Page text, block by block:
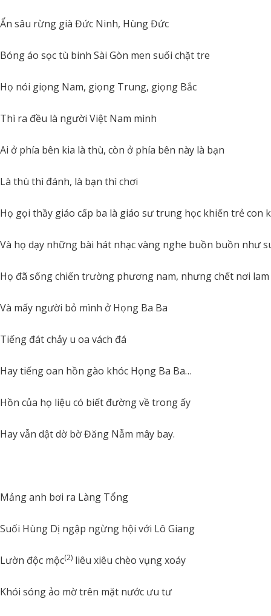
Ẩn sâu rừng già Đức Ninh, Hùng Đức
Bóng áo sọc tù binh Sài Gòn men suối chặt tre
Họ nói giọng Nam, giọng Trung, giọng Bắc
Thì ra đều là người Việt Nam mình
Ai ở phía bên kia là thù, còn ở phía bên này là bạn
Là thù thì đánh, là bạn thì chơi
Họ gọi thầy giáo cấp ba là giáo sư trung học khiến trẻ con
Và họ dạy những bài hát nhạc vàng nghe buồn buồn như
Họ đã sống chiến trường phương nam, nhưng chết nơi
Và mấy người bỏ mình ở Họng Ba Ba
Tiếng đát chảy u oa vách đá
Hay tiếng oan hồn gào khóc Họng Ba Ba…
Hồn của họ liệu có biết đường về trong ấy
Hay vẫn dật dờ bờ Đăng Nẫm mây bay.
Mảng anh bơi ra Làng Tổng
Suối Hùng Dị ngập ngừng hội với Lô Giang
Lườn độc mộc(2) liêu xiêu chèo vụng xoáy
Khói sóng ảo mờ trên mặt nước ưu tư